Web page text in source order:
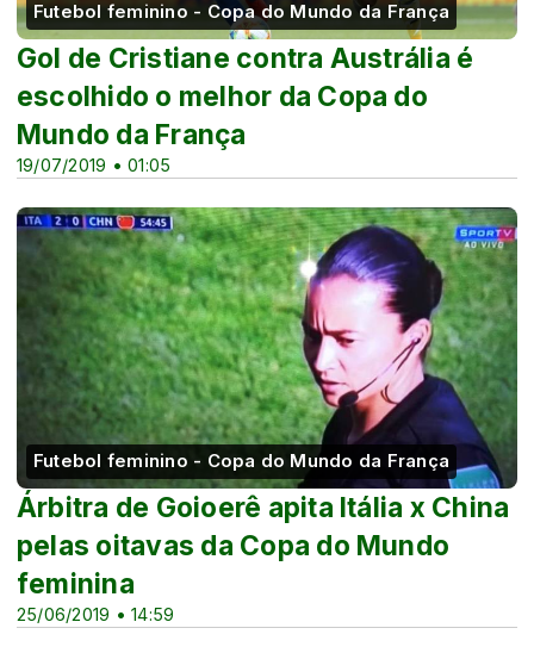
Futebol feminino - Copa do Mundo da França
19/07/2019 • 01:05
Gol de Cristiane contra Austrália é
escolhido o melhor da Copa do
Mundo da França
Futebol feminino - Copa do Mundo da França
25/06/2019 • 14:59
Árbitra de Goioerê apita Itália x China
pelas oitavas da Copa do Mundo
feminina